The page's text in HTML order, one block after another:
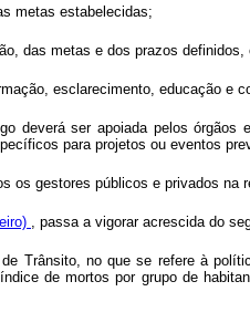
metas estabelecidas;
das metas e dos prazos
esclarecimento, educação e
deverá ser apoiada pelos
para projetos ou eventos
os gestores públicos e privados na
, passa a vigorar acrescida do
Trânsito, no que se refere à
de mortos por grupo de